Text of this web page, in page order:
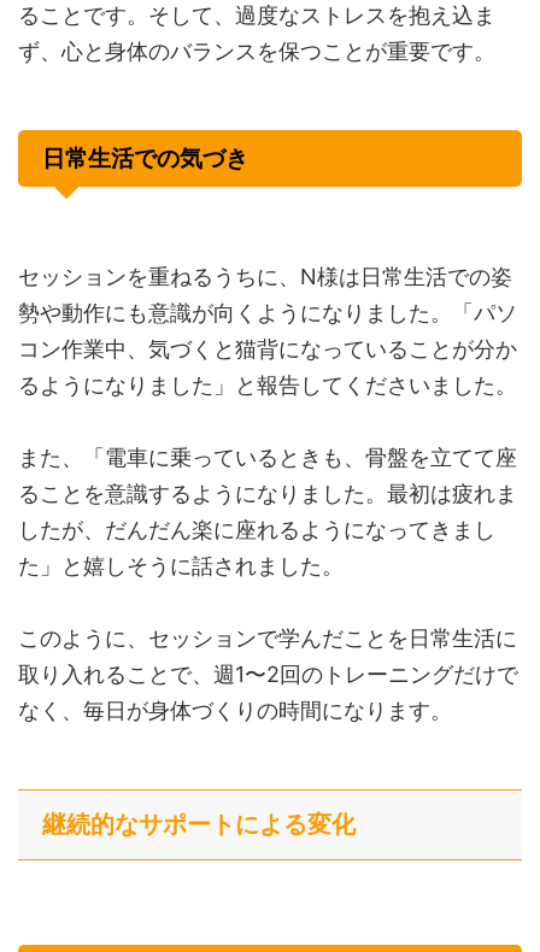
ることです。そして、過度なストレスを抱え込ま
ず、心と身体のバランスを保つことが重要です。
日常生活での気づき
セッションを重ねるうちに、N様は日常生活での姿
勢や動作にも意識が向くようになりました。「パソ
コン作業中、気づくと猫背になっていることが分か
るようになりました」と報告してくださいました。
また、「電車に乗っているときも、骨盤を立てて座
ることを意識するようになりました。最初は疲れま
したが、だんだん楽に座れるようになってきまし
た」と嬉しそうに話されました。
このように、セッションで学んだことを日常生活に
取り入れることで、週1〜2回のトレーニングだけで
なく、毎日が身体づくりの時間になります。
継続的なサポートによる変化